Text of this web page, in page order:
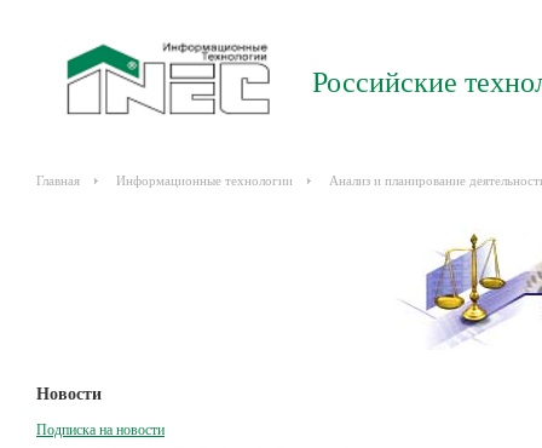
Российские
Главная Информационные технологии Анализ и планирование
Новости
Подписка на новости